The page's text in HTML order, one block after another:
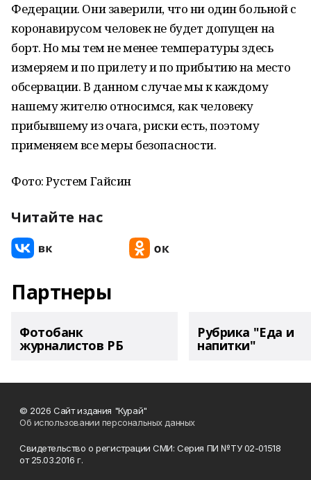
Федерации. Они заверили, что ни один больной с
коронавирусом человек не будет допущен на
борт. Но мы тем не менее температуры здесь
измеряем и по прилету и по прибытию на место
обсервации. В данном случае мы к каждому
нашему жителю относимся, как человеку
прибывшему из очага, риски есть, поэтому
применяем все меры безопасности.
Фото: Рустем Гайсин
Читайте нас
Партнеры
Фотобанк
журналистов РБ
Рубрика "Еда и
напитки"
© 2026 Сайт издания "Курай"
Об использовании персональных данных
Свидетельство о регистрации СМИ: Серия ПИ №ТУ 02-01518
от 25.03.2016 г.